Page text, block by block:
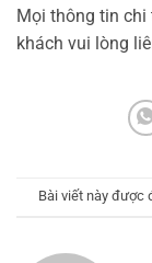
Mọi thông tin chi
khách vui lòng
Bài viết này được